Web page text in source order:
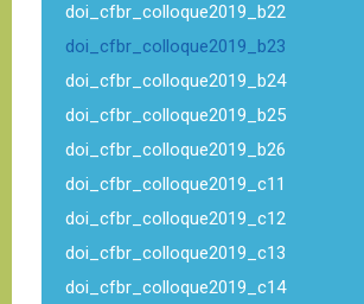
doi_cfbr_colloque2019_b22
doi_cfbr_colloque2019_b23
doi_cfbr_colloque2019_b24
doi_cfbr_colloque2019_b25
doi_cfbr_colloque2019_b26
doi_cfbr_colloque2019_c11
doi_cfbr_colloque2019_c12
doi_cfbr_colloque2019_c13
doi_cfbr_colloque2019_c14